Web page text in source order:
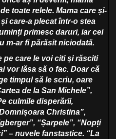
toate relele. Mama care și-
care-a plecat într-o stea
primesc daruri, iar cei
m-ar fi părăsit niciodată.
pe care le voi citi și răsciti
vor lăsa să o fac. Doar că
timpul să le scriu, oare
de la San Michele”,
culmile disperării,
Christina”,
“Șarpele”, “Nopți
– nuvele fanstastice. “La